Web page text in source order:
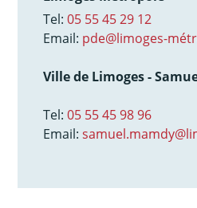
Tel:05 55 45 29 12
Email: pde@limoges-
Ville de Limoges -
Tel:05 55 45 98 96
Email: